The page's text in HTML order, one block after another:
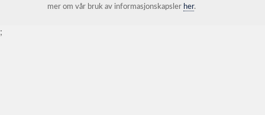
mer om vår bruk av informasjonskapsler her.
;